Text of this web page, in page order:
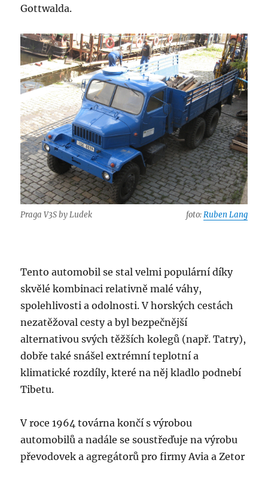
Gottwalda.
Praga V3S by Ludek foto:Ruben Lang
Tento automobil se stal velmi populární díky
skvělé kombinaci relativně malé váhy,
spolehlivosti a odolnosti. V horských cestách
nezatěžoval cesty a byl bezpečnější
alternativou svých těžších kolegů (např. Tatry),
dobře také snášel extrémní teplotní a
klimatické rozdíly, které na něj kladlo podnebí
Tibetu.
V roce 1964 továrna končí s výrobou
automobilů a nadále se soustřeďuje na výrobu
převodovek a agregátorů pro firmy Avia a Zetor